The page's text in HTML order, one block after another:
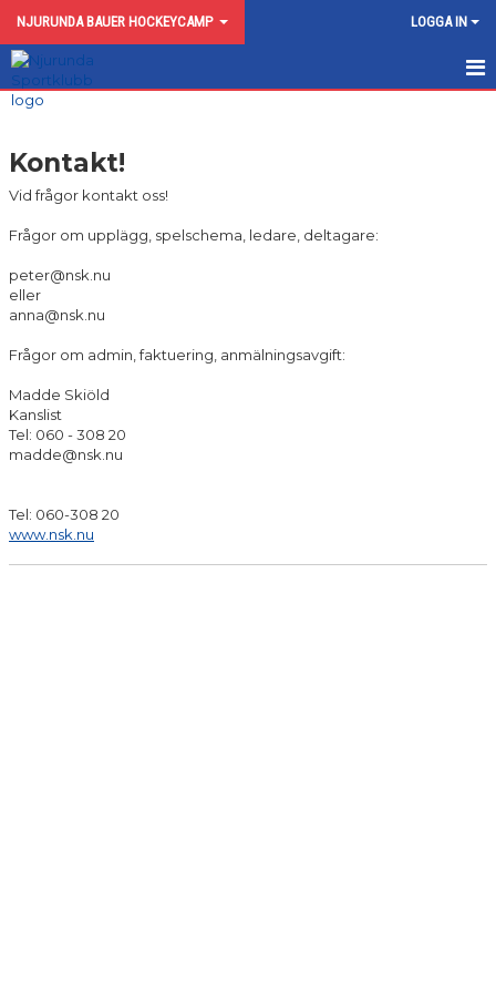
NJURUNDA BAUER HOCKEYCAMP LOGGA IN
NYHETER
DOKUMENT
BILDGALLERI
Kontakt!
Vid frågor kontakt oss!
Frågor om upplägg, spelschema, ledare, deltagare:
peter@nsk.nu
eller
anna@nsk.nu
Frågor om admin, faktuering, anmälningsavgift:
Madde Skiöld
Kanslist
Tel: 060 - 308 20
madde@nsk.nu
Tel: 060-308 20
www.nsk.nu